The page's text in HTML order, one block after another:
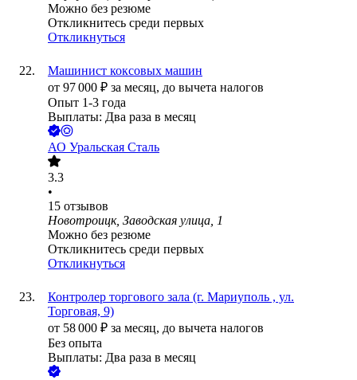
Можно без резюме
Откликнитесь среди первых
Откликнуться
Машинист коксовых машин
от 97 000 ₽ за месяц, до вычета налогов
Опыт 1-3 года
Выплаты: Два раза в месяц
АО Уральская Сталь
3.3
•
15 отзывов
Новотроицк, Заводская улица, 1
Можно без резюме
Откликнитесь среди первых
Откликнуться
Контролер торгового зала (г. Мариуполь , ул.
Торговая, 9)
от 58 000 ₽ за месяц, до вычета налогов
Без опыта
Выплаты: Два раза в месяц